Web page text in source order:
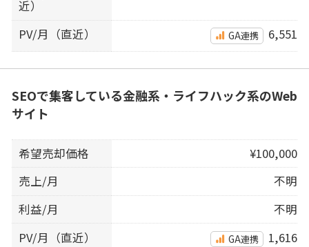
近）
PV/月（直近） GA連携 6,551
SEOで集客している金融系・ライフハック系のWeb
サイト
希望売却価格
¥100,000
売上/月
不明
利益/月
不明
PV/月（直近）
GA連携 1,616